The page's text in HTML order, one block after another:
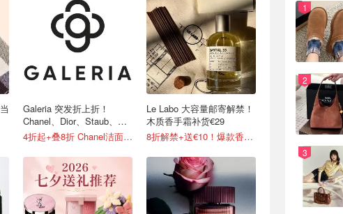
Galeria 突发折上折！
Chanel、Dior、Staub、黑
绷带
4折起+叠8折 Chanel洁面罕见€43
Le Labo 大容量邮寄解禁！
木质香手霜补货€29
8折解禁+送€10！爆款香€26